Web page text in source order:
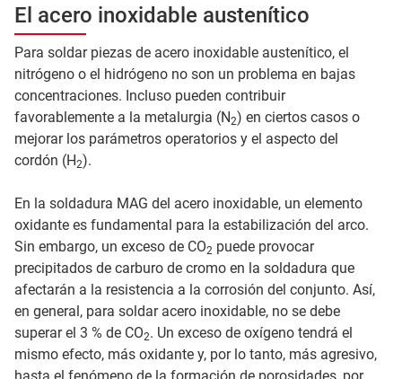
El acero inoxidable austenítico
Para soldar piezas de acero inoxidable austenítico, el
nitrógeno o el hidrógeno no son un problema en bajas
concentraciones. Incluso pueden contribuir
favorablemente a la metalurgia (N2) en ciertos casos o
mejorar los parámetros operatorios y el aspecto del
cordón (H2).
En la soldadura MAG del acero inoxidable, un elemento
oxidante es fundamental para la estabilización del arco.
Sin embargo, un exceso de CO2 puede provocar
precipitados de carburo de cromo en la soldadura que
afectarán a la resistencia a la corrosión del conjunto. Así,
en general, para soldar acero inoxidable, no se debe
superar el 3 % de CO2. Un exceso de oxígeno tendrá el
mismo efecto, más oxidante y, por lo tanto, más agresivo,